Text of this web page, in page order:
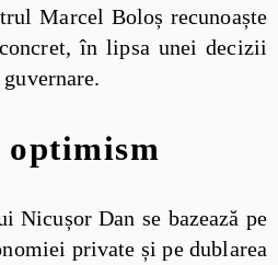
Marcel Boloș recunoaște
în lipsa unei decizii
optimism
Nicușor Dan se bazează pe
private și pe dublarea